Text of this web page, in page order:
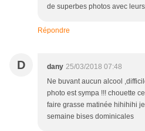
de superbes photos avec
Répondre
D dany 25/03/2018 07:48
Ne buvant aucun alcool
photo est sympa !!! chouette
faire grasse matinée hihihihi
semaine bises dominicales